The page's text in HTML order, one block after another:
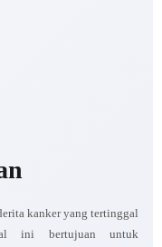
kanker yang tertinggal
ini bertujuan untuk